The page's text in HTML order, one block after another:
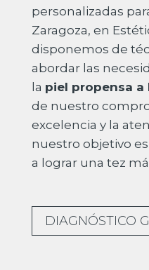
personalizadas
Zaragoza, en
disponemos de
abordar las
la piel propensa a
de nuestro
excelencia y la
nuestro objetivo
a lograr una tez
DIAGNÓSTICO